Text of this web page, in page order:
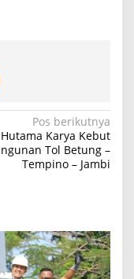
Pos berikutnya
Hutama Karya Kebut
Tol Betung –
Tempino – Jambi